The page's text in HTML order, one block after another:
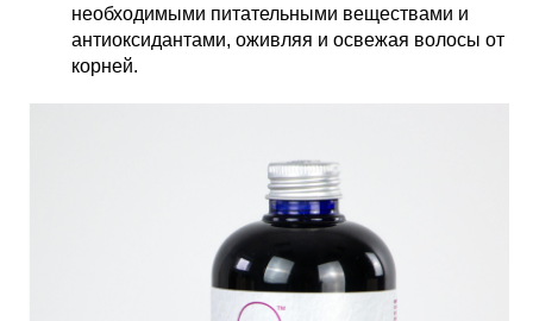
необходимыми питательными веществами и
антиоксидантами, оживляя и освежая волосы от
корней.